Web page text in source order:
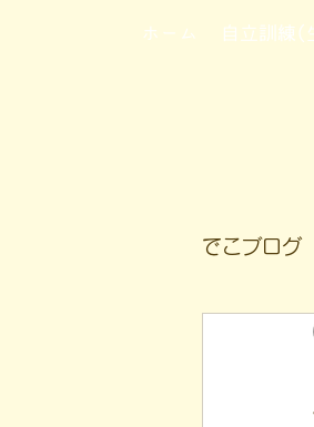
ホーム 自立訓練(
でこブログ